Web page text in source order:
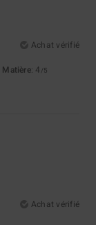
Achat vérifié
Matière: 4 /5
Achat vérifié